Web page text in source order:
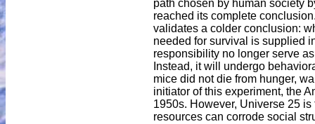
path chosen by human society
reached its complete
validates a colder conclusion:
needed for survival is supplied
responsibility no longer serve
Instead, it will undergo
mice did not die from hunger,
initiator of this experiment, the
1950s. However, Universe 25
resources can corrode social